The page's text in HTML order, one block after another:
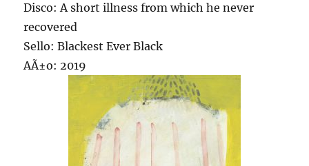
Disco: A short illness from which he never
recovered
Sello: Blackest Ever Black
AÃ±o: 2019